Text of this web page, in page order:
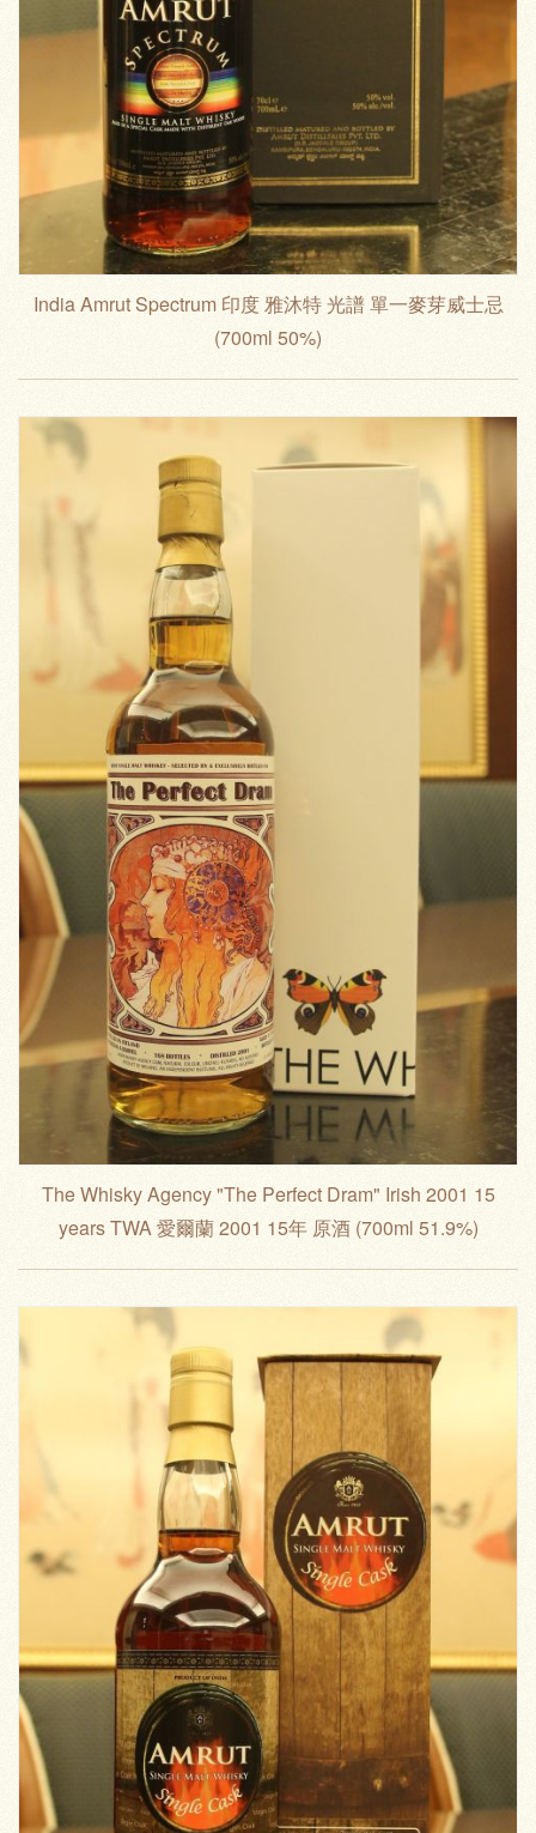
India Amrut Spectrum 印度 雅沐特 光譜 單一麥芽威士忌
(700ml 50%)
The Whisky Agency "The Perfect Dram" Irish 2001 15
years TWA 愛爾蘭 2001 15年 原酒 (700ml 51.9%)